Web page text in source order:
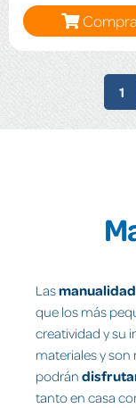
1
Las
que los más
creatividad y su
materiales y
podrán
tanto en casa